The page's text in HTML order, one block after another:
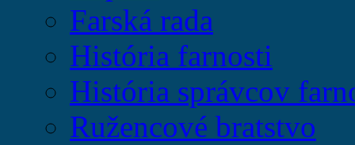
Farská rada
História farnosti
História správcov
Ružencové bratstvo